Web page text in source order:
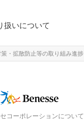
扱いについて
・ 拡散防止等の取り組み進捗
コーポレーションについて